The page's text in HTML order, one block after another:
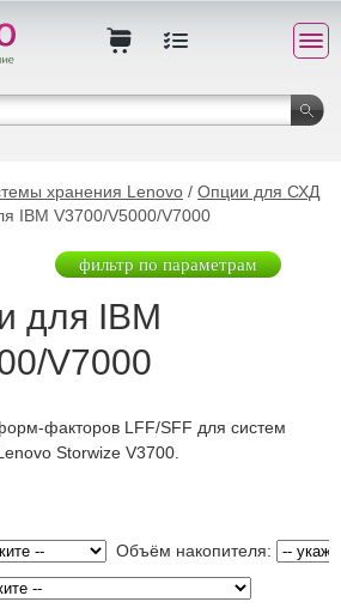
хранения Lenovo / Опции для СХД
IBM V3700/V5000/V7000
фильтр по параметрам
для IBM
V7000
факторов LFF/SFF для систем
Storwize V3700.
Объём накопителя: